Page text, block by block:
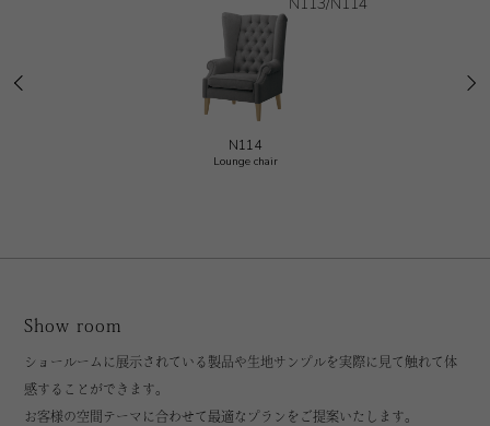
N114
Lounge chair
Show room
ショールームに展示されている製品や生地サンプルを実際に見て触れて体
感することができます。
お客様の空間テーマに合わせて最適なプランをご提案いたします。